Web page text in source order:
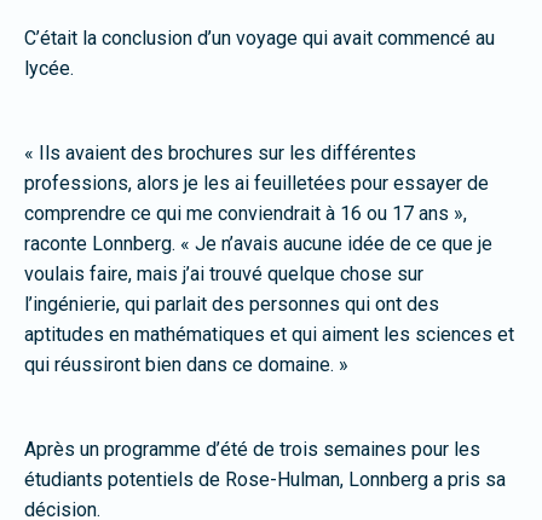
C’était la conclusion d’un voyage qui avait commencé au
lycée.
« Ils avaient des brochures sur les différentes
professions, alors je les ai feuilletées pour essayer de
comprendre ce qui me conviendrait à 16 ou 17 ans »,
raconte Lonnberg. « Je n’avais aucune idée de ce que je
voulais faire, mais j’ai trouvé quelque chose sur
l’ingénierie, qui parlait des personnes qui ont des
aptitudes en mathématiques et qui aiment les sciences et
qui réussiront bien dans ce domaine. »
Après un programme d’été de trois semaines pour les
étudiants potentiels de Rose-Hulman, Lonnberg a pris sa
décision.